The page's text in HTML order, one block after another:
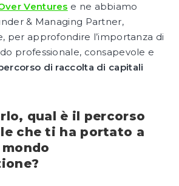
Ventures e ne abbiamo
& Managing Partner,
per approfondire l’importanza di
professionale, consapevole e
di raccolta di capitali
qual è il percorso
che ti ha portato a
mondo